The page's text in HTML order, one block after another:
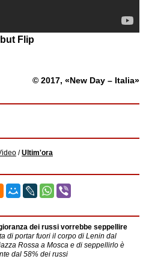
Flip
© 2017, «New Day – Italia»
/Ultim'ora
dei russi vorrebbe seppellire
di portar fuori il corpo di Lenin dal
Rossa a Mosca e di seppellirlo è
dal 58% dei russi